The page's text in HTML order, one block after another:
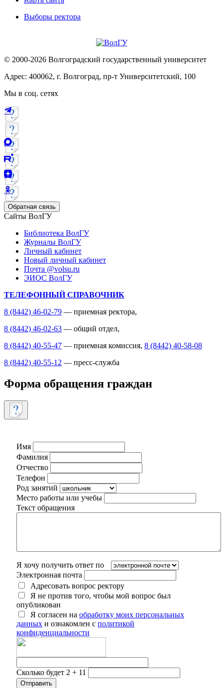
Выборы ректора
© 2000-2026 Волгоградский государственный университет
Адрес: 400062, г. Волгоград, пр-т Университетский, 100
Мы в соц. сетях
Обратная связь
Сайты ВолГУ
Библиотека ВолГУ
Журналы ВолГУ
Личный кабинет
Новый личный кабинет
Почта @volsu.ru
ЭИОС ВолГУ
ТЕЛЕФОННЫЙ СПРАВОЧНИК
8 (8442) 46-02-79 — приемная ректора,
8 (8442) 46-02-63 — общий отдел,
8 (8442) 40-55-47 — приемная комиссия, 8 (8442) 40-58-08
8 (8442) 40-55-12 — пресс-служба
Форма обращения граждан
Имя
Фамилия
Отчество
Телефон
Род занятий
Место работы или учебы
Текст обращения
Я хочу получить ответ по
Электронная почта
Адресовать вопрос ректору
Я не против того, чтобы мой вопрос был
опубликован
Я согласен на обработку моих персональных
данных и ознакомлен с политикой
конфиденциальности
Сколько будет 2 + 11